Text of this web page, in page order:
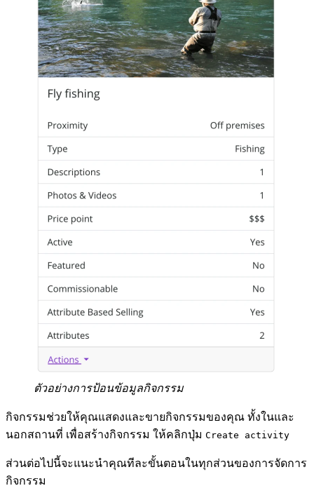
ตัวอย่างการป้อนข้อมูลกิจกรรม
กิจกรรมช่วยให้คุณแสดงและขายกิจกรรมของคุณ ทั้งในและ
นอกสถานที่ เพื่อสร้างกิจกรรม ให้คลิกปุ่ม Create activity
ส่วนต่อไปนี้จะแนะนำคุณทีละขั้นตอนในทุกส่วนของการจัดการ
กิจกรรม